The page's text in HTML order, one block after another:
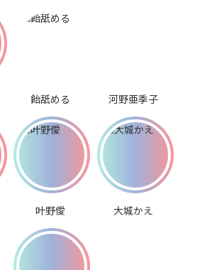
飴舐める 河野亜季子
叶野僾 大城かえ